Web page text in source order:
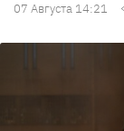
07 Августа 14:21